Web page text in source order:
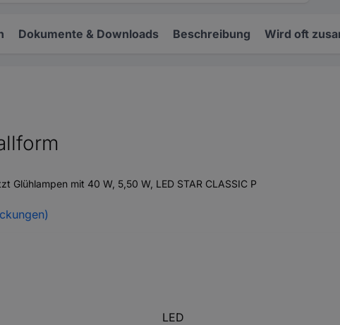
Dokumente & Downloads Beschreibung Wird oft
Glühlampen mit 40 W, 5,50 W, LED STAR CLASSIC P
LED